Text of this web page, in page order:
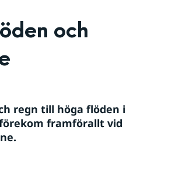
och
regn till höga flöden i
framförallt vid